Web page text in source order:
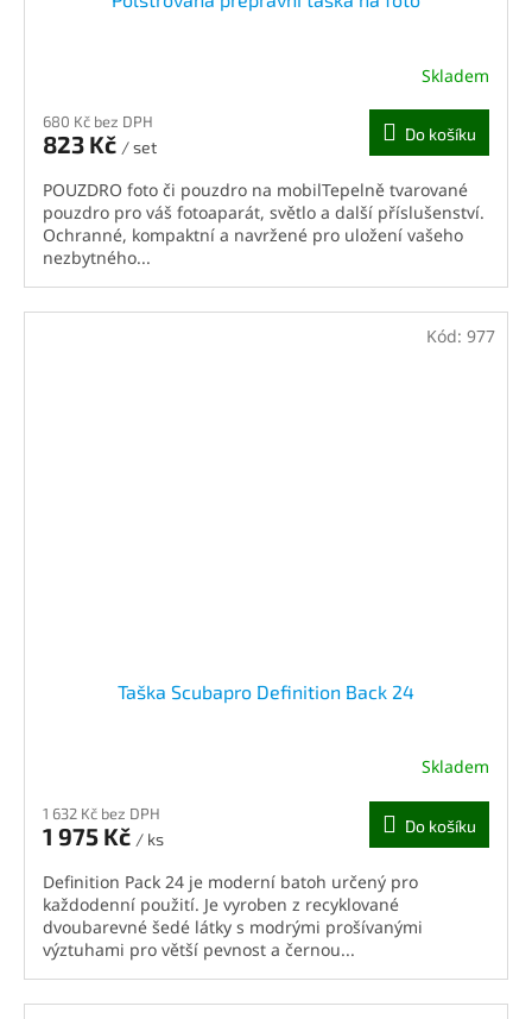
Skladem
680 Kč bez DPH
823 Kč / set
Do košíku
POUZDRO foto či pouzdro na mobilTepelně tvarované
pouzdro pro váš fotoaparát, světlo a další příslušenství.
Ochranné, kompaktní a navržené pro uložení vašeho
nezbytného...
Taška Scubapro Definition Back 24
Skladem
1 632 Kč bez DPH
1 975 Kč / ks
Do košíku
Definition Pack 24 je moderní batoh určený pro
každodenní použití. Je vyroben z recyklované
dvoubarevné šedé látky s modrými prošívanými
výztuhami pro větší pevnost a černou...
Kód: 977